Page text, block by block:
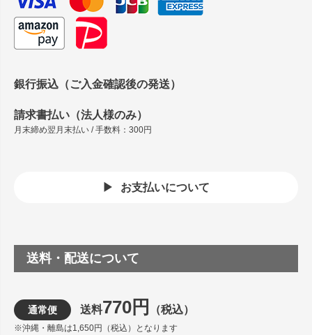
銀行振込（ご入金確認後の発送）
請求書払い（法人様のみ）
月末締め翌月末払い / 手数料：300円
お支払いについて
送料・配送について
通常便 送料770円 （税込）
※沖縄・離島は1,650円（税込）となります